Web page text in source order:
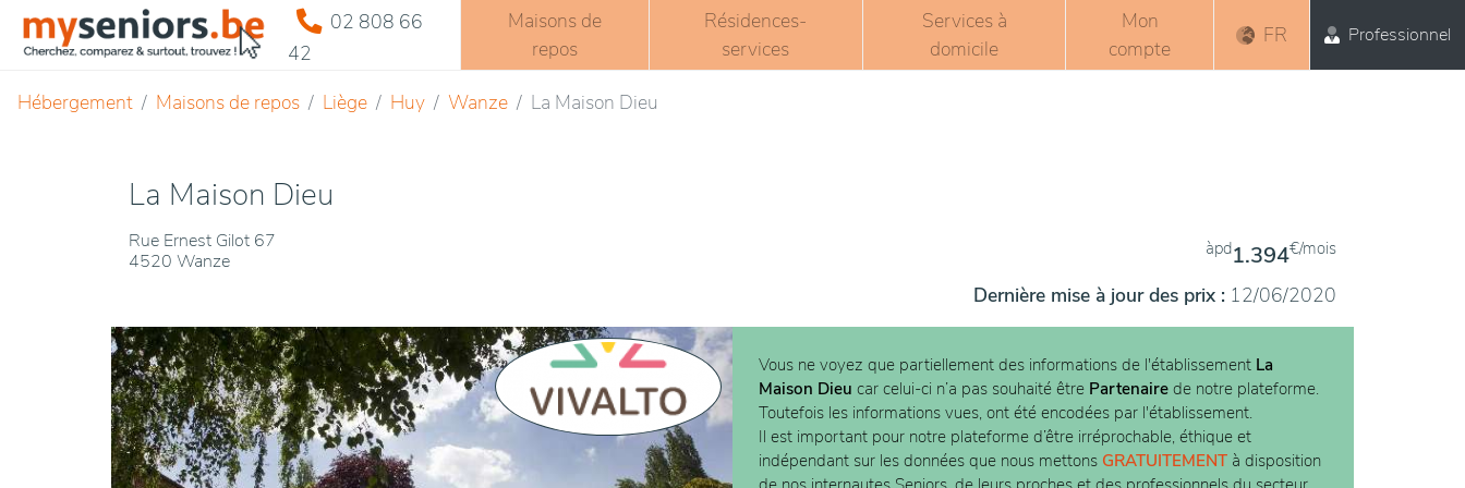
02 808 66
42
Maisons de
repos
Résidences-
services
Services à
domicile
Mon
compte
FR Professionnel
Hébergement Maisons de repos Liège Huy Wanze La Maison Dieu
La Maison Dieu
Rue Ernest Gilot 67
4520 Wanze
àpd1.394€/mois
Dernière mise à jour des prix : 12/06/2020
Vous ne voyez que partiellement des informations de l'établissement La
Maison Dieu car celui-ci n’a pas souhaité être Partenaire de notre plateforme.
Toutefois les informations vues, ont été encodées par l'établissement.
Il est important pour notre plateforme d’être irréprochable, éthique et
indépendant sur les données que nous mettons GRATUITEMENT à disposition